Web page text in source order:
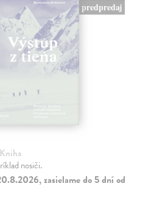
predpredaj
nosiči.
zasielame do 5 dní od